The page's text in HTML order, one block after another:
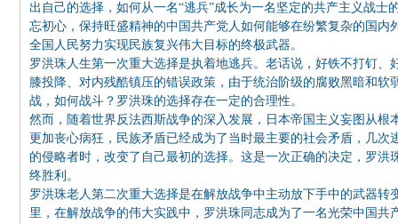
出自己的选择，如何从一名“逃兵”成长为一名坚定的共产主义战
忘初心，保持旺盛精神的中国共产党人如何能够在纷繁复杂的国
全国人民努力实现民族复兴伟大目标的终极武器。
罗洪珠人生第一次重大选择是执着地逃兵。老话说，好铁不打钉
膝投降、对内残酷镇压的错误政策，由于统治阶级的腐败黑暗和
战，如何战斗？罗洪珠的选择存在一定的合理性。
然而，随着世界反法西斯战争的深入发展，日本帝国主义妄图从
更加丧心病狂，民族矛盾已经成为了当时最主要的社会矛盾，几
的侵略者时，改变了自己最初的选择。这是一次正确的决定，罗
终胜利。
罗洪珠老人第二次重大选择是在解放战争中主动放下手中的武器
里，在解放战争的伟大实践中，罗洪珠同志成为了一名光荣中国共